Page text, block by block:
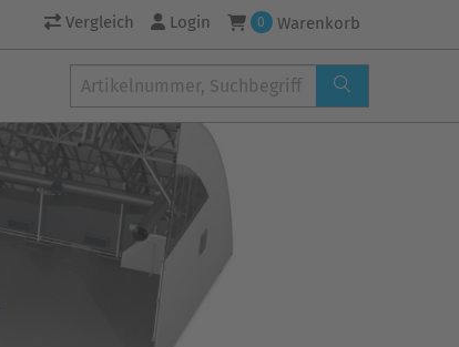
Vergleich Login 0 Warenkorb